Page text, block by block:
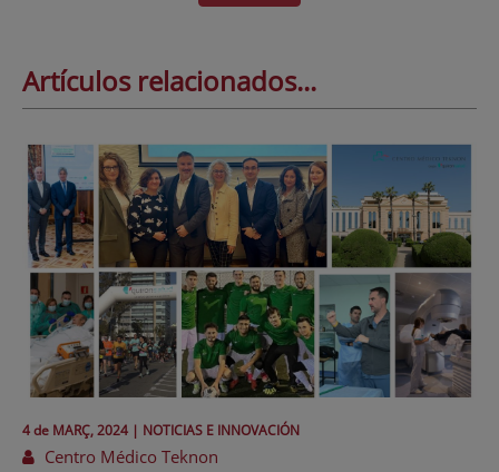
Artículos relacionados...
4 de MARÇ, 2024 | NOTICIAS E INNOVACIÓN
Centro Médico Teknon